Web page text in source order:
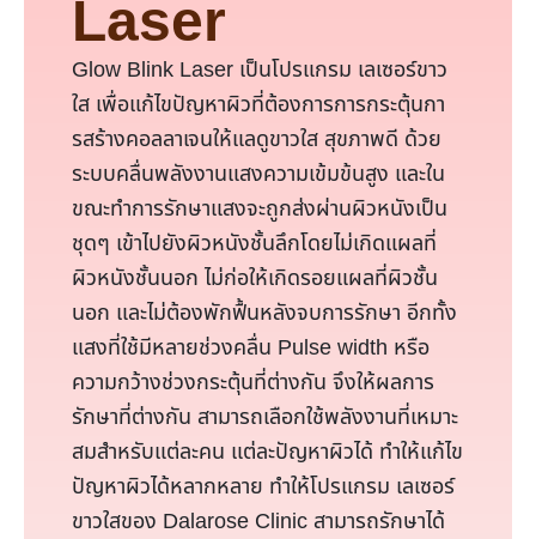
Laser
Glow Blink Laser เป็นโปรแกรม เลเซอร์ขาว
ใส เพื่อแก้ไขปัญหาผิวที่ต้องการการกระตุ้นกา
รสร้างคอลลาเจนให้แลดูขาวใส สุขภาพดี ด้วย
ระบบคลื่นพลังงานแสงความเข้มข้นสูง และใน
ขณะทำการรักษาแสงจะถูกส่งผ่านผิวหนังเป็น
ชุดๆ เข้าไปยังผิวหนังชั้นลึกโดยไม่เกิดแผลที่
ผิวหนังชั้นนอก ไม่ก่อให้เกิดรอยแผลที่ผิวชั้น
นอก และไม่ต้องพักฟื้นหลังจบการรักษา อีกทั้ง
แสงที่ใช้มีหลายช่วงคลื่น Pulse width หรือ
ความกว้างช่วงกระตุ้นที่ต่างกัน จึงให้ผลการ
รักษาที่ต่างกัน สามารถเลือกใช้พลังงานที่เหมาะ
สมสำหรับแต่ละคน แต่ละปัญหาผิวได้ ทำให้แก้ไข
ปัญหาผิวได้หลากหลาย ทำให้โปรแกรม เลเซอร์
ขาวใสของ Dalarose Clinic สามารถรักษาได้